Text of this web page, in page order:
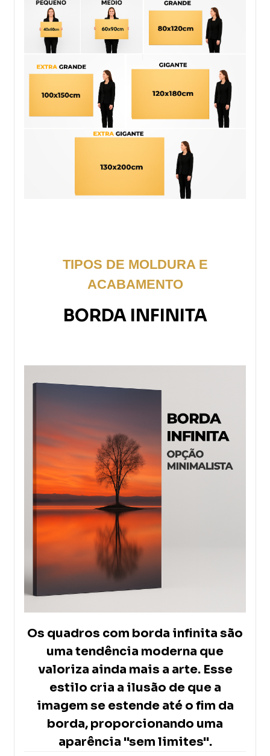
TIPOS DE MOLDURA E
ACABAMENTO
BORDA INFINITA
Os quadros com borda infinita são
uma tendência moderna que
valoriza ainda mais a arte. Esse
estilo cria a ilusão de que a
imagem se estende até o fim da
borda, proporcionando uma
aparência "sem limites".